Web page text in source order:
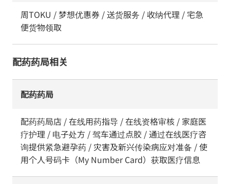
周TOKU / 梦想优惠券 / 送货服务 / 收纳代理 / 宅急
便货物领取
配药药局相关
配药药局
配药药局店 / 在线用药指导 / 在线资格审核 / 家庭医
疗护理 / 电子处方 / 驾车通过点胶 / 通过在线医疗咨
询提供紧急避孕药 / 灾害及新兴传染病应对准备 / 使
用个人号码卡（My Number Card）获取医疗信息